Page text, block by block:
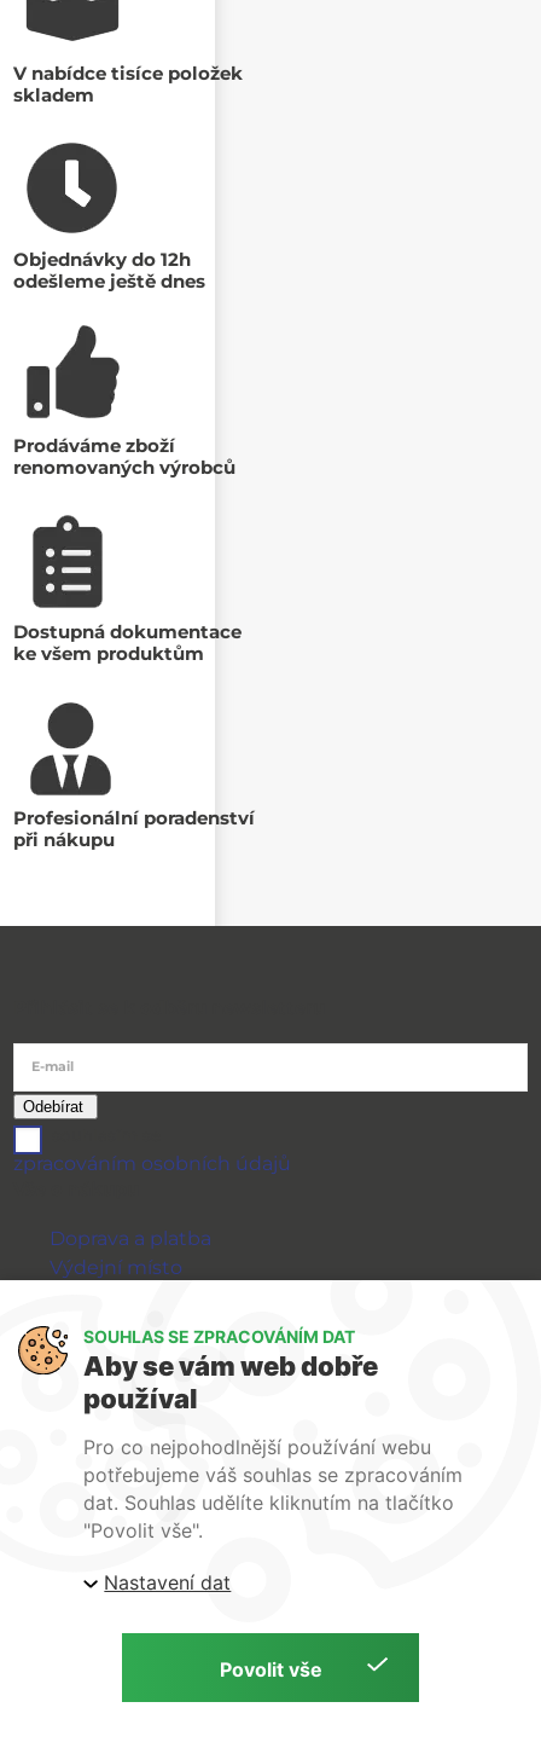
V nabídce tisíce položek
skladem
Objednávky do 12h
odešleme ještě dnes
Prodáváme zboží
renomovaných výrobců
Dostupná dokumentace
ke všem produktům
Profesionální poradenství
při nákupu
E-mail
zpracováním osobních údajů
Doprava a platba
Výdejní místo
GDPR
WIRPO s.r.o.
Obchodní podmínky
O nás
Kontakty
Firemní web
E-shop Wirpo.cz, Škrobárenská 518/16, Brno
SOUHLAS SE ZPRACOVÁNÍM DAT
Aby se vám web dobře
používal
Pro co nejpohodlnější používání webu
potřebujeme váš souhlas se zpracováním
dat. Souhlas udělíte kliknutím na tlačítko
"Povolit vše".
Nastavení dat